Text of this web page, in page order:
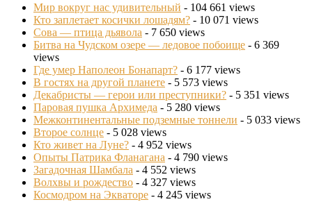
Мир вокруг нас удивительный - 104 661 views
Кто заплетает косички лошадям? - 10 071 views
Сова — птица дьявола - 7 650 views
Битва на Чудском озере — ледовое побоище - 6 369
views
Где умер Наполеон Бонапарт? - 6 177 views
В гостях на другой планете - 5 573 views
Декабристы — герои или преступники? - 5 351 views
Паровая пушка Архимеда - 5 280 views
Межконтинентальные подземные тоннели - 5 033 views
Второе солнце - 5 028 views
Кто живет на Луне? - 4 952 views
Опыты Патрика Фланагана - 4 790 views
Загадочная Шамбала - 4 552 views
Волхвы и рождество - 4 327 views
Космодром на Экваторе - 4 245 views